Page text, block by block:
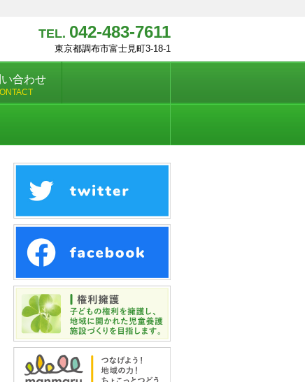
TEL. 042-483-7611
東京都調布市富士見町3-18-1
合わせ